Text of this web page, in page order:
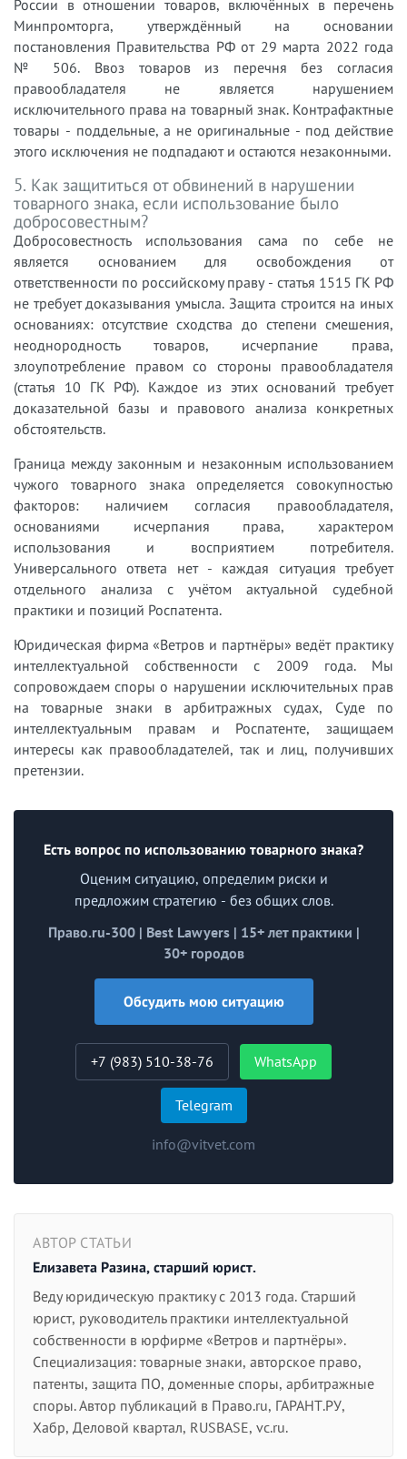
России в отношении товаров, включённых в перечень
Минпромторга, утверждённый на основании
постановления Правительства РФ от 29 марта 2022 года
№ 506. Ввоз товаров из перечня без согласия
правообладателя не является нарушением
исключительного права на товарный знак. Контрафактные
товары - поддельные, а не оригинальные - под действие
этого исключения не подпадают и остаются незаконными.
5. Как защититься от обвинений в нарушении
товарного знака, если использование было
добросовестным?
Добросовестность использования сама по себе не
является основанием для освобождения от
ответственности по российскому праву - статья 1515 ГК РФ
не требует доказывания умысла. Защита строится на иных
основаниях: отсутствие сходства до степени смешения,
неоднородность товаров, исчерпание права,
злоупотребление правом со стороны правообладателя
(статья 10 ГК РФ). Каждое из этих оснований требует
доказательной базы и правового анализа конкретных
обстоятельств.
Граница между законным и незаконным использованием
чужого товарного знака определяется совокупностью
факторов: наличием согласия правообладателя,
основаниями исчерпания права, характером
использования и восприятием потребителя.
Универсального ответа нет - каждая ситуация требует
отдельного анализа с учётом актуальной судебной
практики и позиций Роспатента.
Юридическая фирма «Ветров и партнёры» ведёт практику
интеллектуальной собственности с 2009 года. Мы
сопровождаем споры о нарушении исключительных прав
на товарные знаки в арбитражных судах, Суде по
интеллектуальным правам и Роспатенте, защищаем
интересы как правообладателей, так и лиц, получивших
претензии.
Есть вопрос по использованию товарного знака?
Оценим ситуацию, определим риски и
предложим стратегию - без общих слов.
Право.ru-300 | Best Lawyers | 15+ лет практики |
30+ городов
Обсудить мою ситуацию
+7 (983) 510-38-76 WhatsApp
Telegram
info@vitvet.com
АВТОР СТАТЬИ
Елизавета Разина, старший юрист.
Веду юридическую практику с 2013 года. Старший
юрист, руководитель практики интеллектуальной
собственности в юрфирме «Ветров и партнёры».
Специализация: товарные знаки, авторское право,
патенты, защита ПО, доменные споры, арбитражные
споры. Автор публикаций в Право.ru, ГАРАНТ.РУ,
Хабр, Деловой квартал, RUSBASE, vc.ru.